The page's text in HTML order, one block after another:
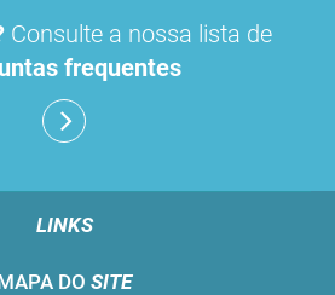
Consulte a nossa lista de
frequentes
LINKS
DO SITE